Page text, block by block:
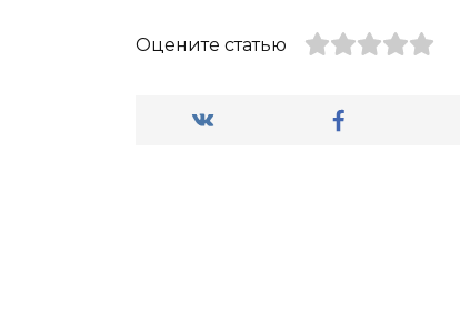
Оцените статью